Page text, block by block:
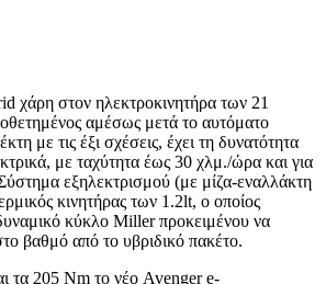
χάρη στον ηλεκτροκινητήρα των 21
αμέσως μετά το αυτόματο
με τις έξι σχέσεις, έχει τη δυνατότητα
με ταχύτητα έως 30 χλμ./ώρα και για
εξηλεκτρισμού (με μίζα-εναλλάκτη
κινητήρας των 1.2lt, ο οποίος
κύκλο Miller προκειμένου να
βαθμό από το υβριδικό πακέτο.
τα 205 Nm το νέο Avenger e-